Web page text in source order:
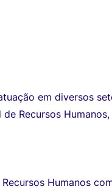
em diversos
Recursos
Humanos